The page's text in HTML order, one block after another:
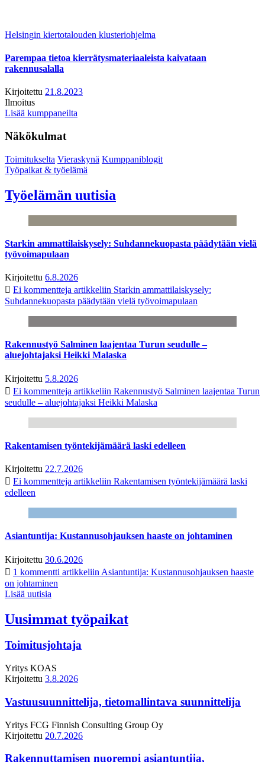
Helsingin kiertotalouden klusteriohjelma
Parempaa tietoa kierrätysmateriaaleista kaivataan
rakennusalalla
Kirjoitettu 21.8.2023
Ilmoitus
Lisää kumppaneilta
Näkökulmat
Toimitukselta Vieraskynä Kumppaniblogit
Työpaikat & työelämä
Työelämän uutisia
Starkin ammattilaiskysely: Suhdannekuopasta päädytään vielä
työvoimapulaan
Kirjoitettu 6.8.2026
Ei kommentteja artikkeliin Starkin ammattilaiskysely:
Suhdannekuopasta päädytään vielä työvoimapulaan
Rakennustyö Salminen laajentaa Turun seudulle –
aluejohtajaksi Heikki Malaska
Kirjoitettu 5.8.2026
Ei kommentteja artikkeliin Rakennustyö Salminen laajentaa Turun
seudulle – aluejohtajaksi Heikki Malaska
Rakentamisen työntekijämäärä laski edelleen
Kirjoitettu 22.7.2026
Ei kommentteja artikkeliin Rakentamisen työntekijämäärä laski
edelleen
Asiantuntija: Kustannusohjauksen haaste on johtaminen
Kirjoitettu 30.6.2026
1 kommentti artikkeliin Asiantuntija: Kustannusohjauksen haaste
on johtaminen
Lisää uutisia
Uusimmat työpaikat
Toimitusjohtaja
Yritys KOAS
Kirjoitettu 3.8.2026
Vastuusuunnittelija, tietomallintava suunnittelija
Yritys FCG Finnish Consulting Group Oy
Kirjoitettu 20.7.2026
Rakennuttamisen nuorempi asiantuntija,